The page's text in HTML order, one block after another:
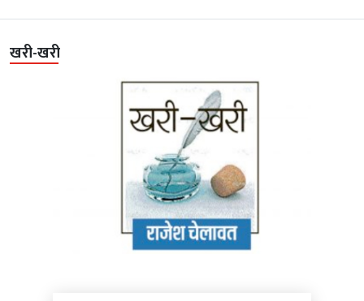
खरी-खरी